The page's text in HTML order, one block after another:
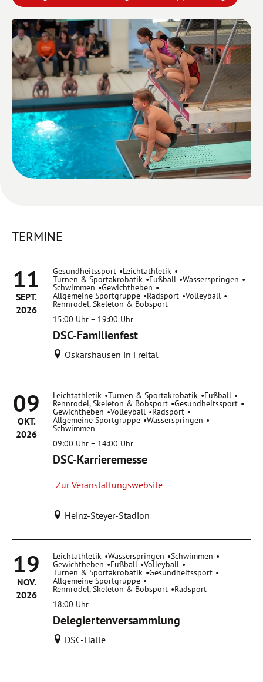
TERMINE
11
SEPT.
2026
Gesundheitssport Leichtathletik
Turnen & Sportakrobatik Fußball Wasserspringen
Schwimmen Gewichtheben
Allgemeine Sportgruppe Radsport Volleyball
Rennrodel, Skeleton & Bobsport
15:00 Uhr – 19:00 Uhr
DSC-Familienfest
Oskarshausen in Freital
09
OKT.
2026
Leichtathletik Turnen & Sportakrobatik Fußball
Rennrodel, Skeleton & Bobsport Gesundheitssport
Gewichtheben Volleyball Radsport
Allgemeine Sportgruppe Wasserspringen
Schwimmen
09:00 Uhr – 14:00 Uhr
DSC-Karrieremesse
Zur Veranstaltungswebsite
Heinz-Steyer-Stadion
19
NOV.
2026
Leichtathletik Wasserspringen Schwimmen
Gewichtheben Fußball Volleyball
Turnen & Sportakrobatik Gesundheitssport
Allgemeine Sportgruppe
Rennrodel, Skeleton & Bobsport
Radsport
18:00 Uhr
Delegiertenversammlung
DSC-Halle